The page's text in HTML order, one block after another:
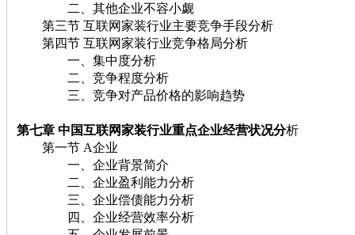
二、其他企业不容小觑
第三节 互联网家装行业主要竞争手段分析
第四节 互联网家装行业竞争格局分析
一、集中度分析
二、竞争程度分析
三、竞争对产品价格的影响趋势
第七章 中国互联网家装行业重点企业经营状况分析
第一节 A企业
一、企业背景简介
二、企业盈利能力分析
三、企业偿债能力分析
四、企业经营效率分析